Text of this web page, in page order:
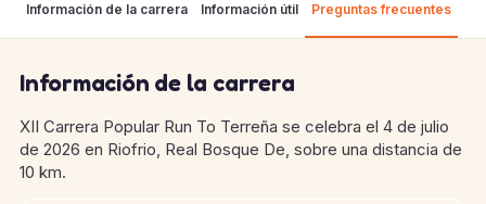
Información de la carrera Información útil Preguntas frecuentes
Información de la carrera
XII Carrera Popular Run To Terreña se celebra el 4 de julio
de 2026 en Riofrio, Real Bosque De, sobre una distancia de
10 km.